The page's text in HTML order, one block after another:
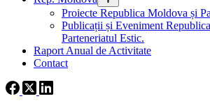
Proiecte Republica Moldova și
Publicații și Eveniment
Parteneriatul Estic.
Raport Anual de Activitate
Contact